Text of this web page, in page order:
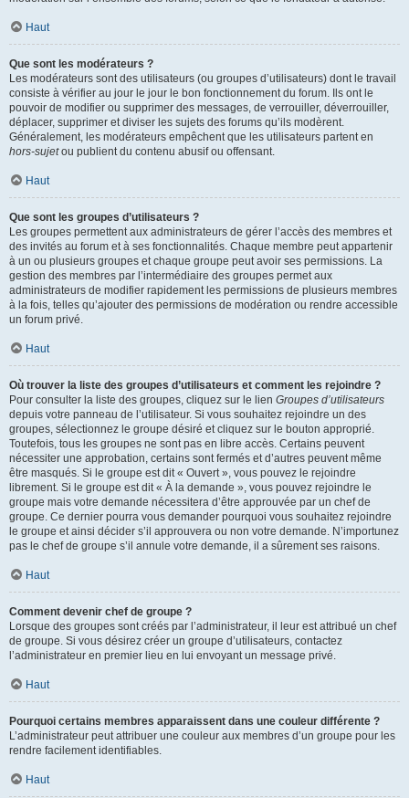
Haut
Que sont les modérateurs ?
Les modérateurs sont des utilisateurs (ou groupes d’utilisateurs) dont le travail
consiste à vérifier au jour le jour le bon fonctionnement du forum. Ils ont le
pouvoir de modifier ou supprimer des messages, de verrouiller, déverrouiller,
déplacer, supprimer et diviser les sujets des forums qu’ils modèrent.
Généralement, les modérateurs empêchent que les utilisateurs partent en
hors-sujetou publient du contenu abusif ou offensant.
Haut
Que sont les groupes d’utilisateurs ?
Les groupes permettent aux administrateurs de gérer l’accès des membres et
des invités au forum et à ses fonctionnalités. Chaque membre peut appartenir
à un ou plusieurs groupes et chaque groupe peut avoir ses permissions. La
gestion des membres par l’intermédiaire des groupes permet aux
administrateurs de modifier rapidement les permissions de plusieurs membres
à la fois, telles qu’ajouter des permissions de modération ou rendre accessible
un forum privé.
Haut
Où trouver la liste des groupes d’utilisateurs et comment les rejoindre ?
Pour consulter la liste des groupes, cliquez sur le lien Groupes d’utilisateurs
depuis votre panneau de l’utilisateur. Si vous souhaitez rejoindre un des
groupes, sélectionnez le groupe désiré et cliquez sur le bouton approprié.
Toutefois, tous les groupes ne sont pas en libre accès. Certains peuvent
nécessiter une approbation, certains sont fermés et d’autres peuvent même
être masqués. Si le groupe est dit « Ouvert », vous pouvez le rejoindre
librement. Si le groupe est dit « À la demande », vous pouvez rejoindre le
groupe mais votre demande nécessitera d’être approuvée par un chef de
groupe. Ce dernier pourra vous demander pourquoi vous souhaitez rejoindre
le groupe et ainsi décider s’il approuvera ou non votre demande. N’importunez
pas le chef de groupe s’il annule votre demande, il a sûrement ses raisons.
Haut
Comment devenir chef de groupe ?
Lorsque des groupes sont créés par l’administrateur, il leur est attribué un chef
de groupe. Si vous désirez créer un groupe d’utilisateurs, contactez
l’administrateur en premier lieu en lui envoyant un message privé.
Haut
Pourquoi certains membres apparaissent dans une couleur différente ?
L’administrateur peut attribuer une couleur aux membres d’un groupe pour les
rendre facilement identifiables.
Haut